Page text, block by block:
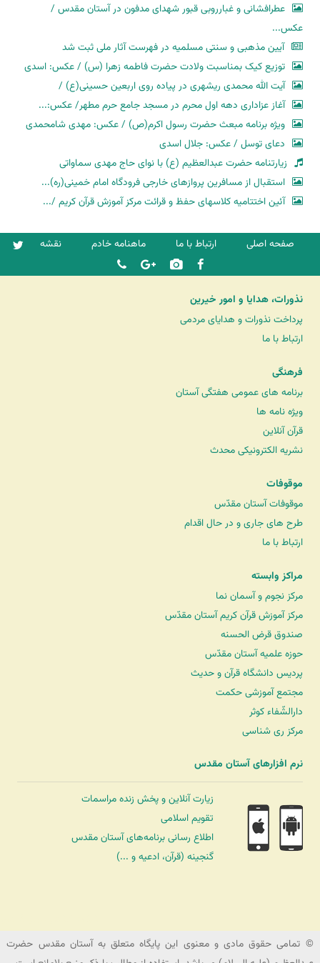
عطرافشانی و غبارروبی قبور شهدای مدفون در آستان مقدس /
عکس...
آیین مذهبی و سنتی مسلمیه در فهرست آثار ملی ثبت شد
توزیع کیک بمناسبت ولادت حضرت فاطمه زهرا (س) / عکس: اسدی
آیت الله محمدی ریشهری در پیاده روی اربعین حسینی(ع) /
آغاز عزاداری دهه اول محرم در مسجد جامع حرم مطهر/ عکس:...
ویژه برنامه مبعث حضرت رسول اکرم(ص) / عکس: مهدی شامحمدی
دعای توسل / عکس: جلال اسدی
زیارتنامه حضرت عبدالعظیم (ع) با نوای حاج مهدی سماواتی
استقبال از مسافرین پروازهای خارجی فرودگاه امام خمینی(ره)...
آئین اختتامیه کلاسهای حفظ و قرائت مرکز آموزش قرآن کریم /...
صفحه اصلی ارتباط با ما ماهنامه خادم نقشه
نذورات، هدایا و امور خیرین
پرداخت نذورات و هدایای مردمی
ارتباط با ما
فرهنگی
برنامه های عمومی هفتگی آستان
ویژه نامه ها
قرآن آنلاین
نشریه الکترونیکی محدث
موقوفات
موقوفات آستان مقدّس
طرح های جاری و در حال اقدام
ارتباط با ما
مراکز وابسته
مرکز نجوم و آسمان نما
مرکز آموزش قرآن کریم آستان مقدّس
صندوق قرض الحسنه
حوزه علمیه آستان مقدّس
پردیس دانشگاه قرآن و حدیث
مجتمع آموزشی حکمت
دارالشّفاء کوثر
مرکز ری شناسی
نرم افزارهای آستان مقدس
زیارت آنلاین و پخش زنده مراسمات
تقویم اسلامی
اطلاع رسانی برنامه‌های آستان مقدس
گنجینه (قرآن، ادعیه و ...)
© تمامی حقوق مادی و معنوی این پایگاه متعلق به آستان مقدس حضرت